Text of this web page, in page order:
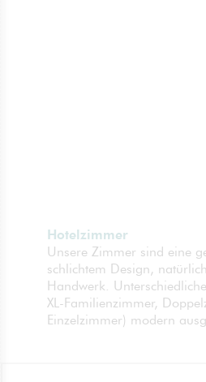
Hotelzimmer
Unsere Zimmer sind eine
schlichtem Design,
Handwerk.
XL-Familienzimmer,
Einzelzimmer) modern